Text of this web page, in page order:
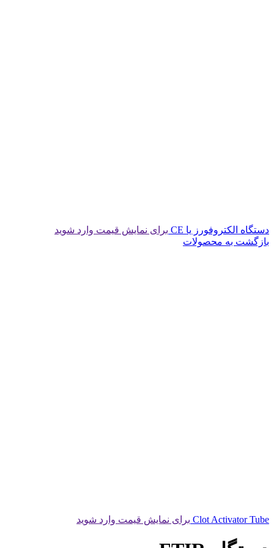
دستگاه الکتروفورز یا CE
برای نمایش قیمت وارد شوید
بازگشت به محصولات
Clot Activator Tube برای نمایش قیمت وارد شوید